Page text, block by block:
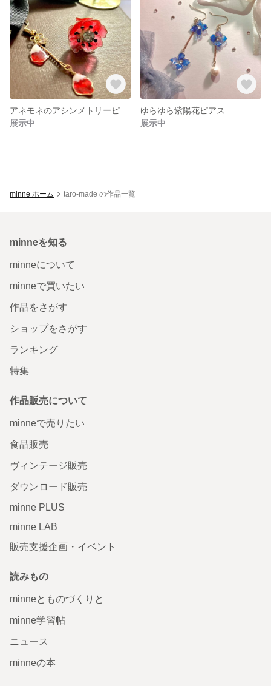
展示中
ゆらゆら紫陽花ピアス
展示中
minne ホーム taro-made の作品一覧
minneを知る
minneについて
minneで買いたい
作品をさがす
ショップをさがす
ランキング
特集
作品販売について
minneで売りたい
食品販売
ヴィンテージ販売
ダウンロード販売
minne PLUS
minne LAB
販売支援企画・イベント
読みもの
minneとものづくりと
minne学習帖
ニュース
minneの本